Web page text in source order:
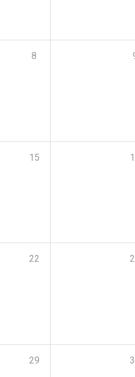
8
15
22
29